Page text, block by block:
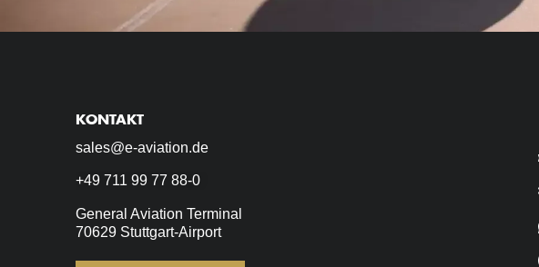
KONTAKT
sales@e-aviation.de
+49 711 99 77 88-0
General Aviation Terminal
70629 Stuttgart-Airport